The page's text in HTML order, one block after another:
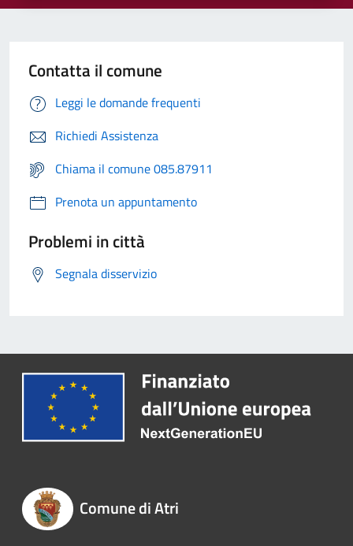
Contatta il comune
Leggi le domande frequenti
Richiedi Assistenza
Chiama il comune 085.87911
Prenota un appuntamento
Problemi in città
Segnala disservizio
Comune di Atri